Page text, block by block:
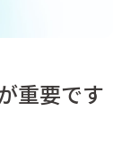
重要です